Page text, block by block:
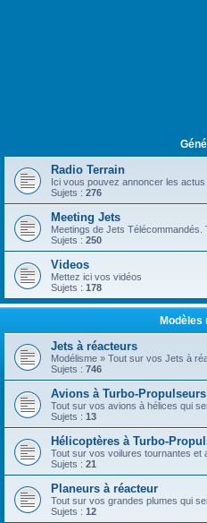
Radio Terrain
Ici vous pouvez annoncer les
Sujets : 276
Meeting Jets
Meetings de Jets Télécommandés.
Sujets : 250
Videos
Mettez ici vos vidéos
Sujets : 178
Modèles
Jets à réacteurs
Modélisme » Tout sur vos Jets à
Sujets : 746
Avions à Turbo-Propulseurs
Tout sur vos avions à hélices qui
Sujets : 13
Hélicoptères à Turbo-
Tout sur vos voilures tournantes et
Sujets : 21
Planeurs à réacteur
Tout sur vos grandes plumes qui
Sujets : 12